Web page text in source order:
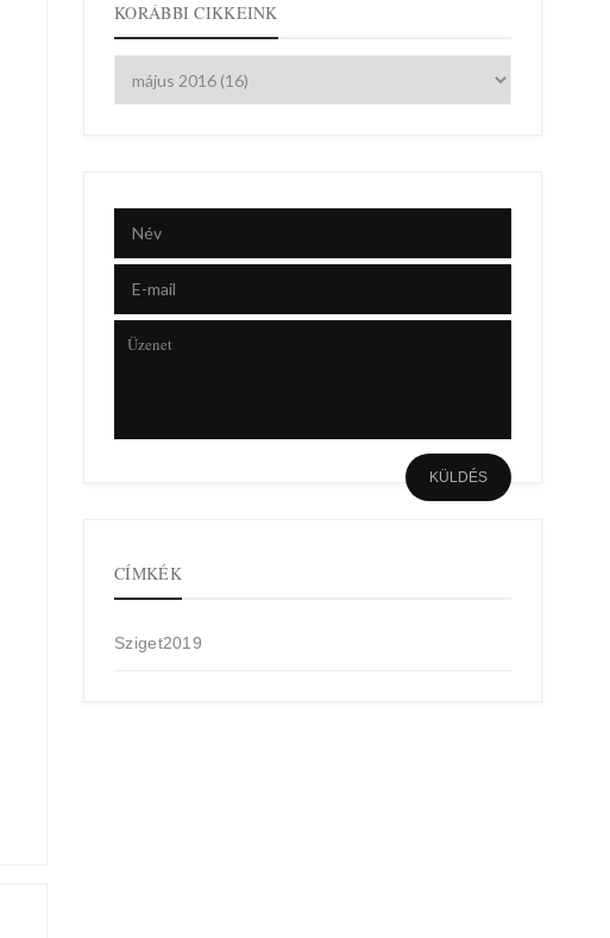
KORÁBBI CIKKEINK
CÍMKÉK
Sziget2019